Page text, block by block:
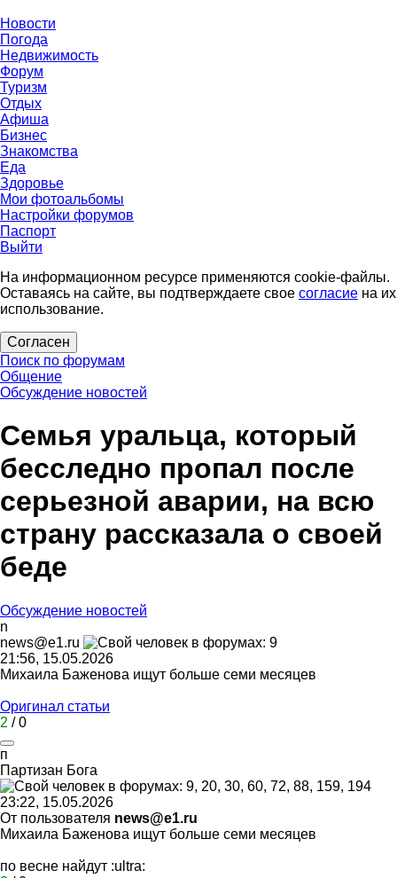
Новости
Погода
Недвижимость
Форум
Туризм
Отдых
Афиша
Бизнес
Знакомства
Еда
Здоровье
Мои фотоальбомы
Настройки форумов
Паспорт
Выйти
На информационном ресурсе применяются cookie-файлы.
Оставаясь на сайте, вы подтверждаете свое согласие на их
использование.
Согласен
Поиск по форумам
Общение
Обсуждение новостей
Семья уральца, который
бесследно пропал после
серьезной аварии, на всю
страну рассказала о своей
беде
Обсуждение новостей
n
news@e1.ru
21:56, 15.05.2026
Михаила Баженова ищут больше семи месяцев
Оригинал статьи
2 /0
п
Партизан Бога
23:22, 15.05.2026
От пользователя news@e1.ru
Михаила Баженова ищут больше семи месяцев
по весне найдут :ultra: